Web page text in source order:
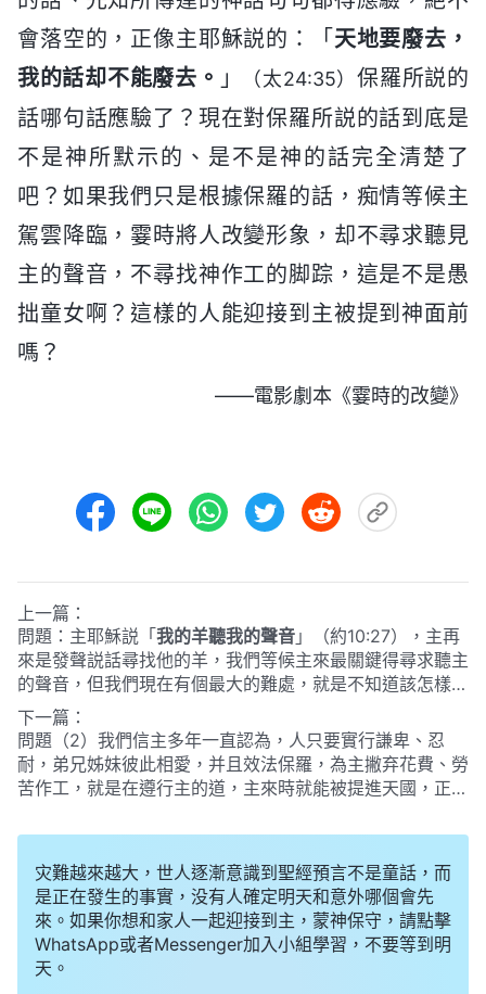
會落空的，正像主耶穌説的：「 天地要廢去，
我的話却不能廢去。 」 （太24:35）保羅所説的
話哪句話應驗了？現在對保羅所説的話到底是
不是神所默示的、是不是神的話完全清楚了
吧？如果我們只是根據保羅的話，痴情等候主
駕雲降臨，霎時將人改變形象，却不尋求聽見
主的聲音，不尋找神作工的脚踪，這是不是愚
拙童女啊？這樣的人能迎接到主被提到神面前
嗎？
——電影劇本《霎時的改變》
上一篇：
問題：主耶穌説「我的羊聽我的聲音 」 （約10:27）
，主再
來是發聲説話尋找他的羊，我們等候主來最關鍵得尋求聽主
的聲音，但我們現在有個最大的難處，就是不知道該怎樣聽
主的聲音，也不會分辨什麽是神的聲音，什麽是人的聲音，
請給我們交通交通到底怎樣確定主的聲音吧。
下一篇：
問題（2）我們信主多年一直認為，人只要實行謙卑、忍
耐，弟兄姊妹彼此相愛，并且效法保羅，為主撇弃花費、勞
苦作工，就是在遵行主的道，主來時就能被提進天國，正如
了，所信的道我已經守住了。從此以後，有公義的冠冕為我
存留，……」 （提後4:7-8） 但你們却見證，信主必須得接
受全能神末世的審判工作得着潔净，才能蒙神稱許進入天
國。那麽請問：我們信主多年為主花費、勞苦作工，如果没
有接受全能神的末世審判工作，到底能不能被提進天國？
灾難越來越大，世人逐漸意識到聖經預言不是童話，而
是正在發生的事實，没有人確定明天和意外哪個會先
來。如果你想和家人一起迎接到主，蒙神保守，請點擊
WhatsApp或者Messenger加入小組學習，不要等到明
天。